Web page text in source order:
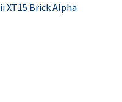
XT15 Brick Alpha